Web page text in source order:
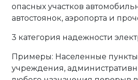
опасных участков
автостоянок, аэропорта и
3 категория надежности
Примеры: Населенные
учреждения,